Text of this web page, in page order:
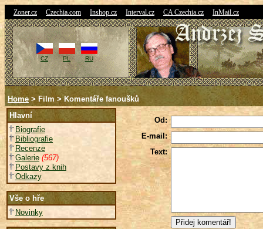
Zoner.cz Czechia.com Inshop.cz Interval.cz CA Czechia.cz InMail.cz
CZ PL RU
Home > Film > Komentáře fanoušků
Hlavní
Biografie
Bibliografie
Recenze
Galerie (567)
Postavy z knih
Odkazy
Vše o hře
Novinky
Od:
E-mail:
Text: